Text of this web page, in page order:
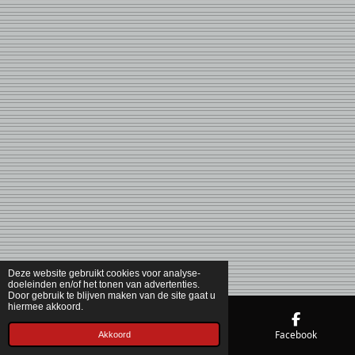
Deze website gebruikt cookies voor analyse-
doeleinden en/of het tonen van advertenties.
Door gebruik te blijven maken van de site gaat u
hiermee akkoord.
Akkoord
Telefoonnummer Facebook